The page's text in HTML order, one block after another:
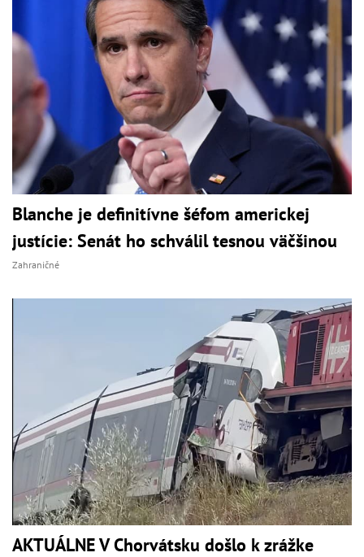
Blanche je definitívne šéfom americkej
justície: Senát ho schválil tesnou väčšinou
Zahraničné
AKTUÁLNE V Chorvátsku došlo k zrážke